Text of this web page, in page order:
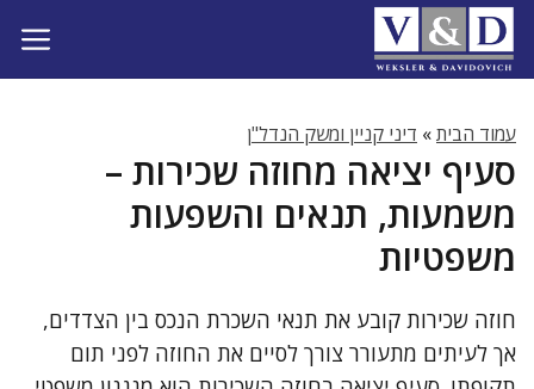
לדלג
לתוכן
עמוד הבית» דיני קניין ומשק הנדל"ן
סעיף יציאה מחוזה שכירות –
משמעות, תנאים והשפעות
משפטיות
חוזה שכירות קובע את תנאי השכרת הנכס בין הצדדים,
אך לעיתים מתעורר צורך לסיים את החוזה לפני תום